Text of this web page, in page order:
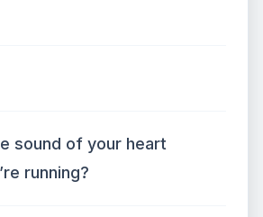
sound of your heart
running?